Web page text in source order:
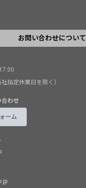
お問い合わせについて
指定休業日を除く）
合わせ
ーム